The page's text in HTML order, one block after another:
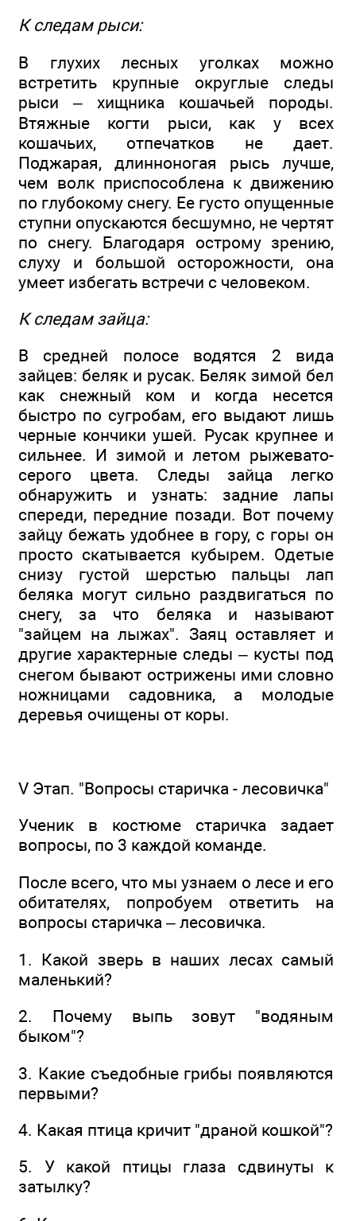
К следам рыси:
В глухих лесных уголках можно
встретить крупные округлые следы
рыси – хищника кошачьей породы.
Втяжные когти рыси, как у всех
кошачьих, отпечатков не дает.
Поджарая, длинноногая рысь лучше,
чем волк приспособлена к движению
по глубокому снегу. Ее густо опущенные
ступни опускаются бесшумно, не чертят
по снегу. Благодаря острому зрению,
слуху и большой осторожности, она
умеет избегать встречи с человеком.
К следам зайца:
В средней полосе водятся 2 вида
зайцев: беляк и русак. Беляк зимой бел
как снежный ком и когда несется
быстро по сугробам, его выдают лишь
черные кончики ушей. Русак крупнее и
сильнее. И зимой и летом рыжевато-
серого цвета. Следы зайца легко
обнаружить и узнать: задние лапы
спереди, передние позади. Вот почему
зайцу бежать удобнее в гору, с горы он
просто скатывается кубырем. Одетые
снизу густой шерстью пальцы лап
беляка могут сильно раздвигаться по
снегу, за что беляка и называют
"зайцем на лыжах". Заяц оставляет и
другие характерные следы – кусты под
снегом бывают острижены ими словно
ножницами садовника, а молодые
деревья очищены от коры.
V Этап. "Вопросы старичка - лесовичка"
Ученик в костюме старичка задает
вопросы, по 3 каждой команде.
После всего, что мы узнаем о лесе и его
обитателях, попробуем ответить на
вопросы старичка – лесовичка.
1. Какой зверь в наших лесах самый
маленький?
2. Почему выпь зовут "водяным
быком"?
3. Какие съедобные грибы появляются
первыми?
4. Какая птица кричит "драной кошкой"?
5. У какой птицы глаза сдвинуты к
затылку?